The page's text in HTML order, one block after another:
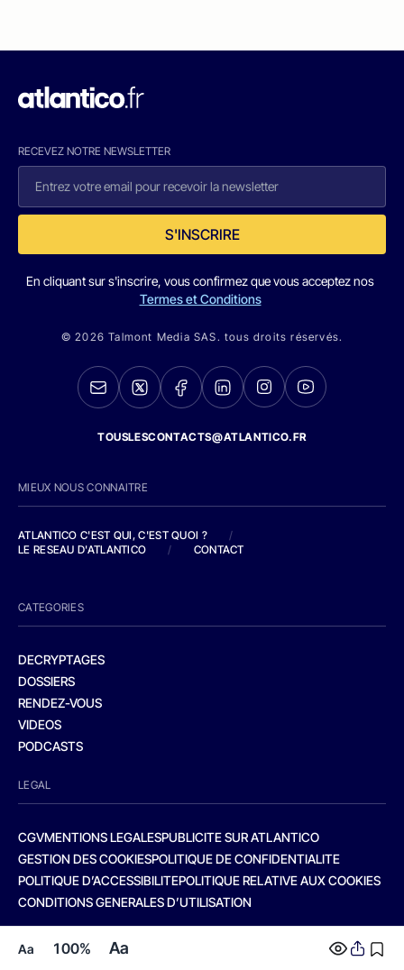
Aa 100% Aa
RECEVEZ NOTRE NEWSLETTER
S'INSCRIRE
En cliquant sur s'inscrire, vous confirmez que vous acceptez nos
Termes et Conditions
© 2026 Talmont Media SAS. tous droits réservés.
TOUSLESCONTACTS@ATLANTICO.FR
MIEUX NOUS CONNAITRE
ATLANTICO C'EST QUI, C'EST QUOI ?
/
LE RESEAU D'ATLANTICO
/ CONTACT
CATEGORIES
DECRYPTAGES
DOSSIERS
RENDEZ-VOUS
VIDEOS
PODCASTS
LEGAL
CGVMENTIONS LEGALESPUBLICITE SUR ATLANTICO
GESTION DES COOKIESPOLITIQUE DE CONFIDENTIALITE
POLITIQUE D’ACCESSIBILITEPOLITIQUE RELATIVE AUX COOKIES
CONDITIONS GENERALES D’UTILISATION